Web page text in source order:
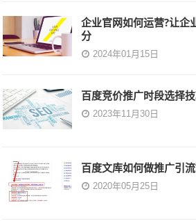
企业官网如何运营?让企
分
2024年01月15日
百度竞价推广时段选择
2023年11月30日
百度文库如何做推广引
2020年05月25日